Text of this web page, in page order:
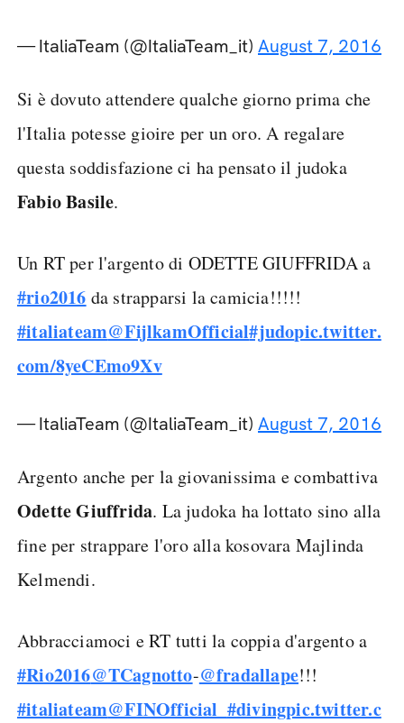
— ItaliaTeam (@ItaliaTeam_it) August 7, 2016
Si è dovuto attendere qualche giorno prima che
l'Italia potesse gioire per un oro. A regalare
questa soddisfazione ci ha pensato il judoka
Fabio Basile.
Un RT per l'argento di ODETTE GIUFFRIDA a
#rio2016 da strapparsi la camicia!!!!!
#italiateam@FijlkamOfficial#judopic.twitter.
com/8yeCEmo9Xv
— ItaliaTeam (@ItaliaTeam_it) August 7, 2016
Argento anche per la giovanissima e combattiva
Odette Giuffrida. La judoka ha lottato sino alla
fine per strappare l'oro alla kosovara Majlinda
Kelmendi.
Abbracciamoci e RT tutti la coppia d'argento a
#Rio2016@TCagnotto-@fradallape!!!
#italiateam@FINOfficial_ #divingpic.twitter.c